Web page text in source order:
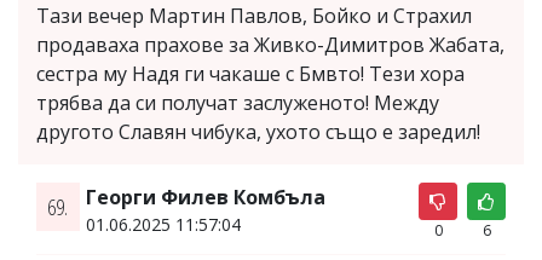
Тази вечер Мартин Павлов, Бойко и Страхил
продаваха прахове за Живко-Димитров Жабата,
сестра му Надя ги чакаше с Бмвто! Тези хора
трябва да си получат заслуженото! Между
другото Славян чибука, ухото също е заредил!
69. Георги Филев Комбъла
01.06.2025 11:57:04 0 6